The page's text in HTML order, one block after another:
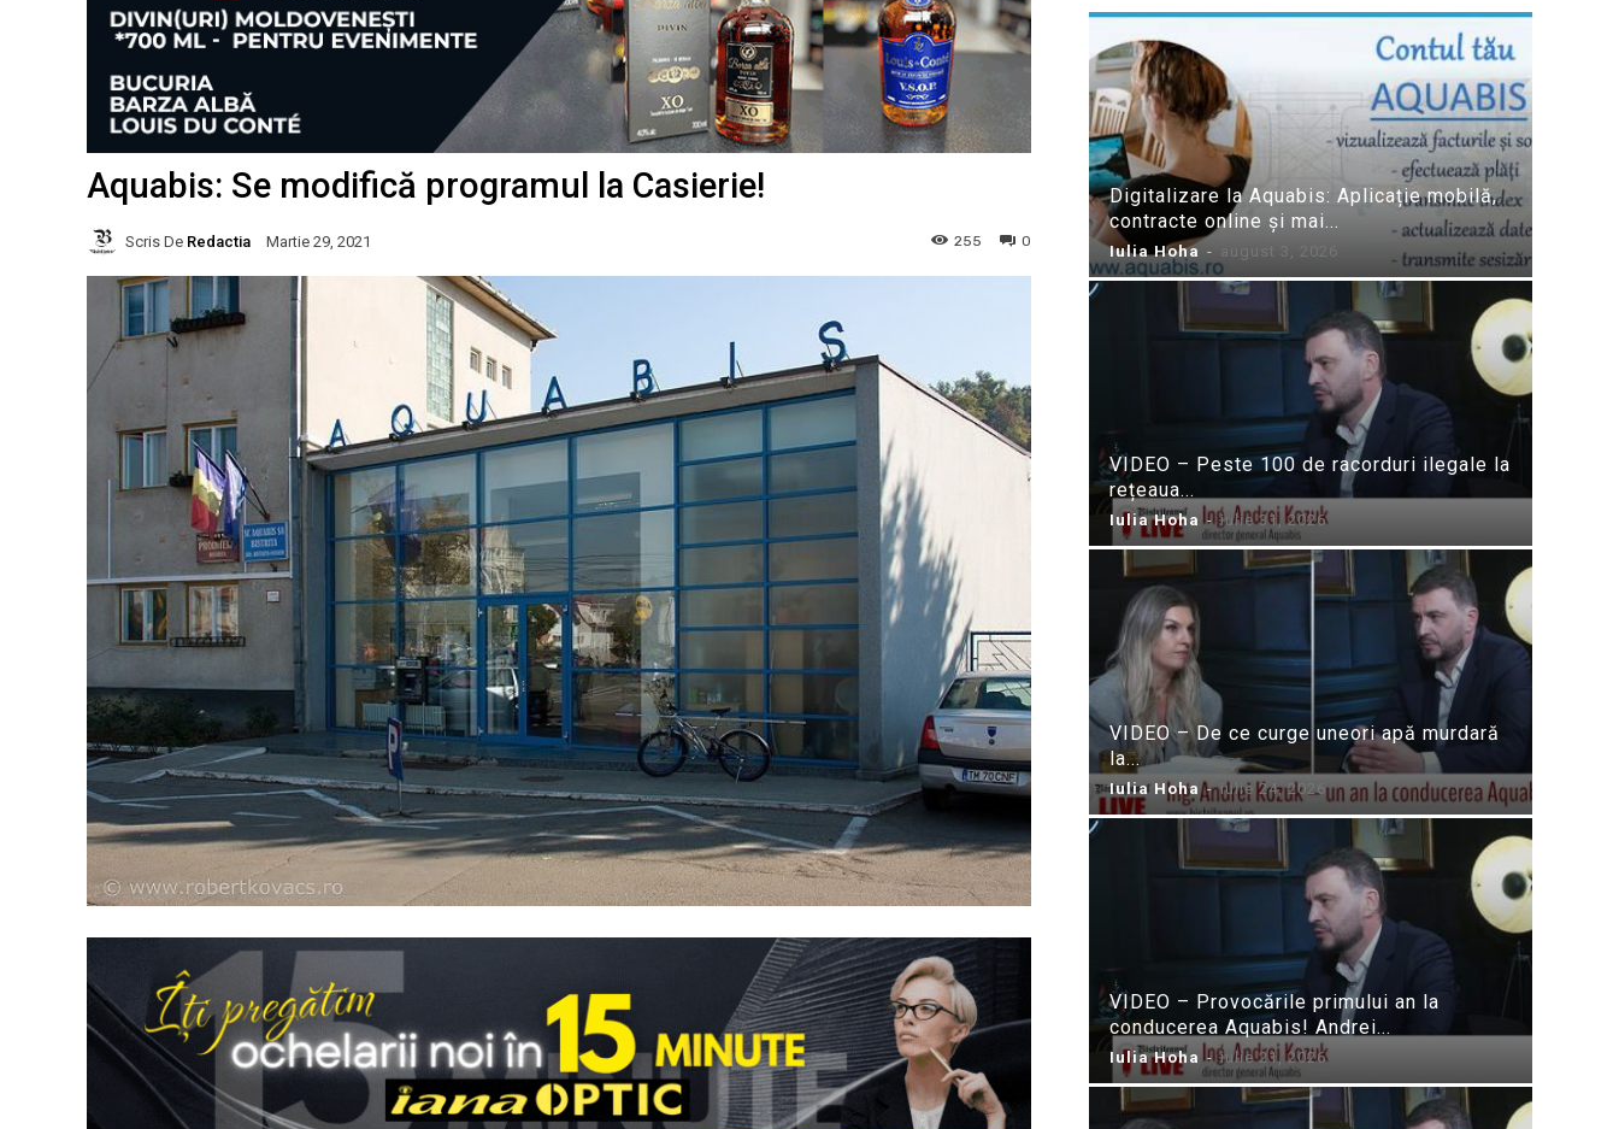
Aquabis: Se modifică programul la Casierie!
Scris De Redactia Martie 29, 2021 0
255
Digitalizare la Aquabis: Aplicație mobilă,
contracte online și mai...
Iulia Hoha - august 3, 2026
VIDEO – Peste 100 de racorduri ilegale la
rețeaua...
Iulia Hoha - iulie 31, 2026
VIDEO – De ce curge uneori apă murdară
la...
Iulia Hoha - iulie 24, 2026
VIDEO – Provocările primului an la
conducerea Aquabis! Andrei...
Iulia Hoha - iulie 21, 2026